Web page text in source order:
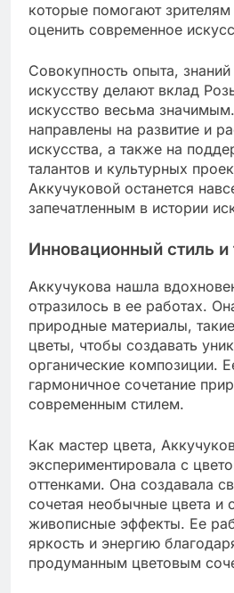
которые помогают
оценить современное
Совокупность опыта, знаний
искусству делают вклад
искусство весьма
направлены на развитие и
искусства, а также на
талантов и культурных
Аккучуковой останется
запечатленным в истории
Инновационный стиль и
Аккучукова нашла
отразилось в ее работах.
природные материалы,
цветы, чтобы создавать
органические композиции.
гармоничное сочетание
современным стилем.
Как мастер цвета,
экспериментировала с
оттенками. Она создавала
сочетая необычные цвета и
живописные эффекты. Ее
яркость и энергию
продуманным цветовым